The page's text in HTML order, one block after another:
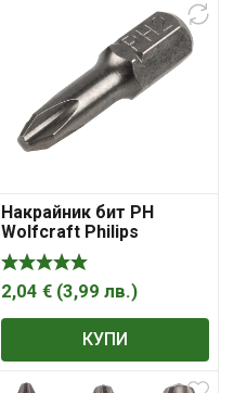
Накрайник бит PH
Wolfcraft Philips
кръстат PH 2, 1/4″, 30
мм, 2 бр.
2,04 € (3,99 лв.)
КУПИ